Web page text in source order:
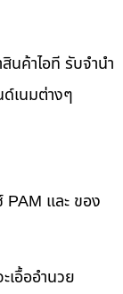
นค้าไอที รับจำนำ
เนมต่างๆ
PAM และ ของ
เอื้ออำนวย